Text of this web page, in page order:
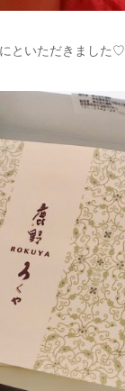
といただきました♡